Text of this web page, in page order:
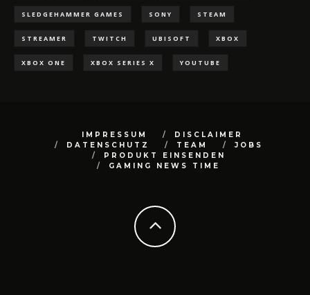
SLEDGEHAMMER GAMES SONY STEAM
STREAMER TWITCH UBISOFT XBOX
XBOX ONE XBOX SERIES X YOUTUBE
IMPRESSUM
DISCLAIMER
DATENSCHUTZ
TEAM
JOBS
PRODUKT EINSENDEN
GAMING NEWS TIME